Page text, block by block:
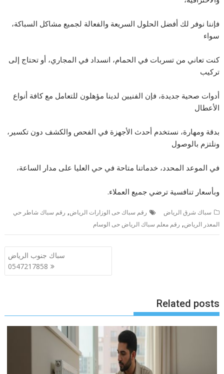
فإننا نوفر لك أفضل الحلول السريعة والفعالة لجميع مشاكل السباكة،
سواء
كنت تعاني من تسربات في الحمام، انسداد في المجاري، أو تحتاج إلى
تركيب
أدوات صحية جديدة، فإن الفنيين لدينا مؤهلون للتعامل مع كافة أنواع
الأعطال
بدقة ومهارة، نستخدم أحدث الأجهزة في الفحص والكشف دون تكسير،
ونلتزم بالوصول
في الموعد المحدد، خدماتنا متاحة في حي العليا على مدار الساعة،
وبأسعار تنافسية ترضي جميع العملاء.
سباك شرق الرياض رقم سباك حى الوزارات الرياض, رقم سباك شاطر حي
المعذر الرياض, رقم معلم سباك الرياض حى الوسام
سباك جنوب الرياض
0547217858
Related posts